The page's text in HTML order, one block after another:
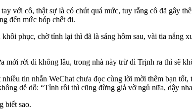
với cô, thật sự là có chút quá mức, tuy rằng cô đã gây
đến mức bóp chết đi.
phục, chờ tỉnh lại thì đã là sáng hôm sau, vài tia nắng
rời đi không lâu, trong nhà này trừ dì Trịnh ra thì sẽ
tin nhắn WeChat chưa đọc cùng lời mời thêm bạn
dễ dỗ: “Tỉnh rồi thì cũng đừng giả vờ ngủ nữa, dậy
biết sao.